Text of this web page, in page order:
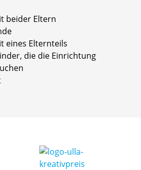
beider Eltern
eines Elternteils
die die Einrichtung